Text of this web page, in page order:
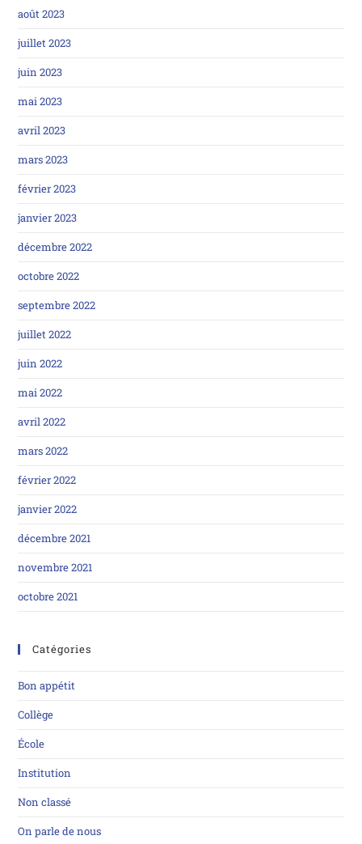
août 2023
juillet 2023
juin 2023
mai 2023
avril 2023
mars 2023
février 2023
janvier 2023
décembre 2022
octobre 2022
septembre 2022
juillet 2022
juin 2022
mai 2022
avril 2022
mars 2022
février 2022
janvier 2022
décembre 2021
novembre 2021
octobre 2021
Catégories
Bon appétit
Collège
École
Institution
Non classé
On parle de nous